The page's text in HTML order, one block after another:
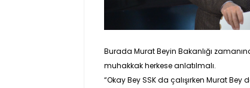
Burada Murat Beyin Bakanlığı
muhakkak herkese anlatılmalı.
“Okay Bey SSK da çalışırken Murat